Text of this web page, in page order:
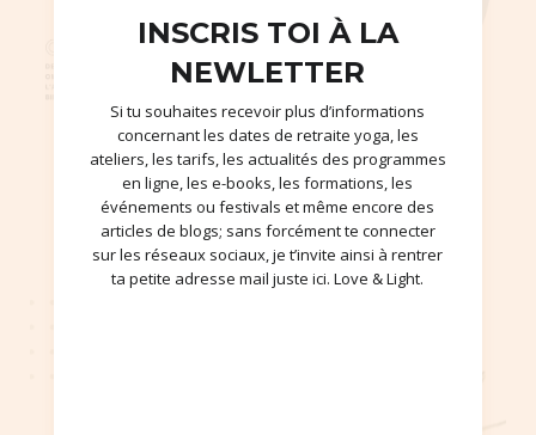
INSCRIS TOI À LA
NEWLETTER
Si tu souhaites recevoir plus d’informations
concernant les dates de retraite yoga, les
ateliers, les tarifs, les actualités des programmes
en ligne, les e-books, les formations, les
événements ou festivals et même encore des
articles de blogs; sans forcément te connecter
sur les réseaux sociaux, je t’invite ainsi à rentrer
ta petite adresse mail juste ici. Love & Light.